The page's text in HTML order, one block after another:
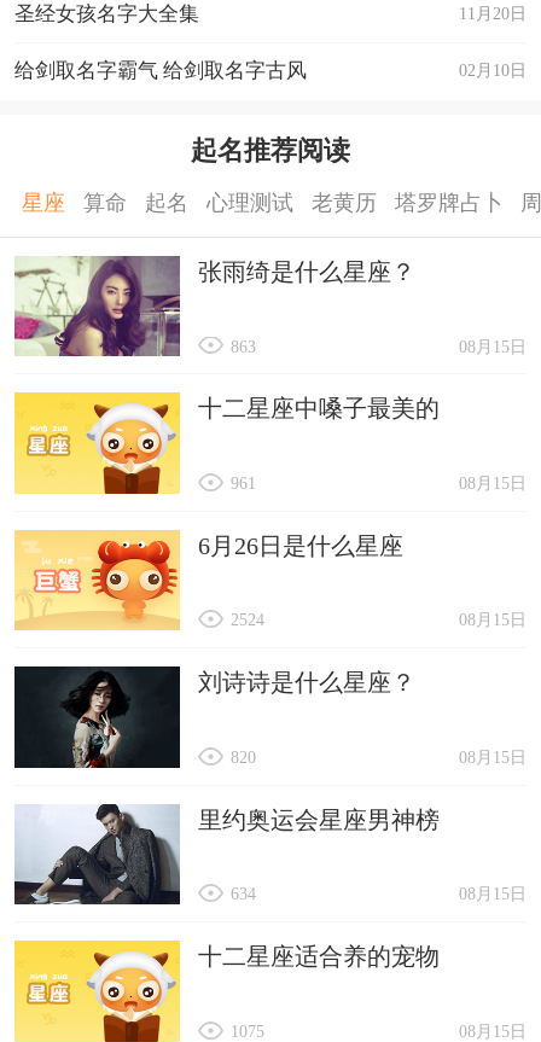
11月20日
圣经女孩名字大全集
02月10日
给剑取名字霸气 给剑取名字古风
起名推荐阅读
星座 算命 起名 心理测试 老黄历 塔罗牌占卜
张雨绮是什么星座？
08月15日
863
十二星座中嗓子最美的
08月15日
961
6月26日是什么星座
08月15日
2524
刘诗诗是什么星座？
08月15日
820
里约奥运会星座男神榜
08月15日
634
十二星座适合养的宠物
08月15日
1075